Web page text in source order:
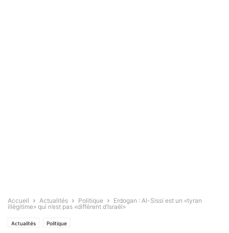
Accueil Actualités Politique
Erdogan : Al-Sissi est un «tyran
illégitime» qui n’est pas «différent d’Israël»
Actualités Politique